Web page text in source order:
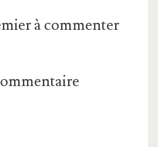
à commenter